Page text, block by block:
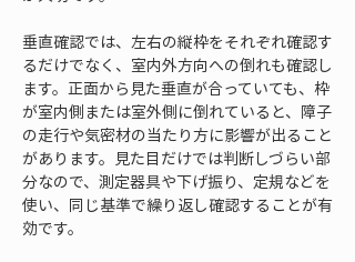
垂直確認では、左右の縦枠をそれぞれ確認す
るだけでなく、室内外方向への倒れも確認し
ます。正面から見た垂直が合っていても、枠
が室内側または室外側に倒れていると、障子
の走行や気密材の当たり方に影響が出ること
があります。見た目だけでは判断しづらい部
分なので、測定器具や下げ振り、定規などを
使い、同じ基準で繰り返し確認することが有
効です。